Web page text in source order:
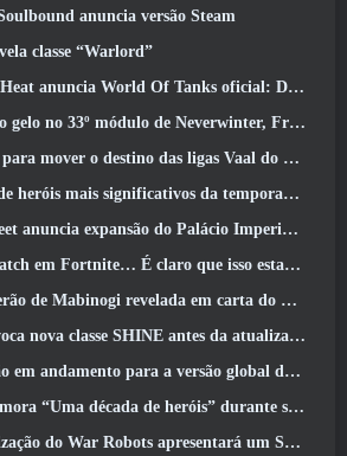
anuncia versão Steam
classe “Warlord”
World Of Tanks oficial: Data de lançamento do HEAT
no 33º módulo de Neverwinter, Frio cortante
das ligas Vaal do Path Of Exile 2 antes do lançamento do Return Of The Ancients
heróis mais significativos da temporada 8
do Palácio Imperial e compartilha um roteiro de conteúdo “massivo”
Fortnite… É claro que isso estava prestes a acontecer
de Mabinogi revelada em carta do produtor
classe SHINE antes da atualização de junho
para a versão global do ‘Teste de Prólogo’ Limit Zero Breakers da NCSoft
década de heróis” durante seu 10º aniversário
Robots apresentará um Sniper inspirado em Lovecraft